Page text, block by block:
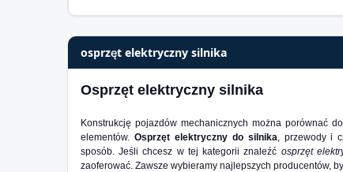
osprzęt elektryczny silnika
Osprzęt elektryczny silnika
Konstrukcję pojazdów mechanicznych można porównać
elementów. Osprzęt elektryczny do silnika, przewody i
sposób. Jeśli chcesz w tej kategorii znaleźć osprzęt
zaoferować. Zawsze wybieramy najlepszych producentów,